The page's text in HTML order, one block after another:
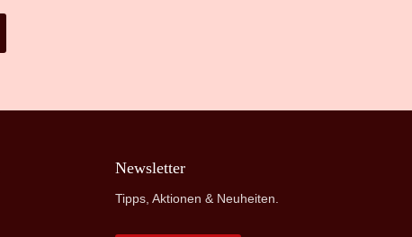
Newsletter
Tipps, Aktionen & Neuheiten.